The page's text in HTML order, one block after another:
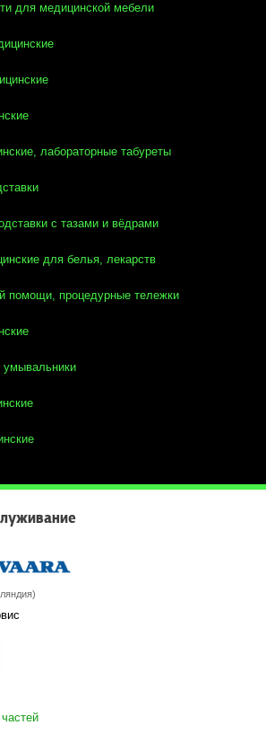
для медицинской мебели
лабораторные табуреты
с тазами и вёдрами
для белья, лекарств
помощи, процедурные тележки
умывальники